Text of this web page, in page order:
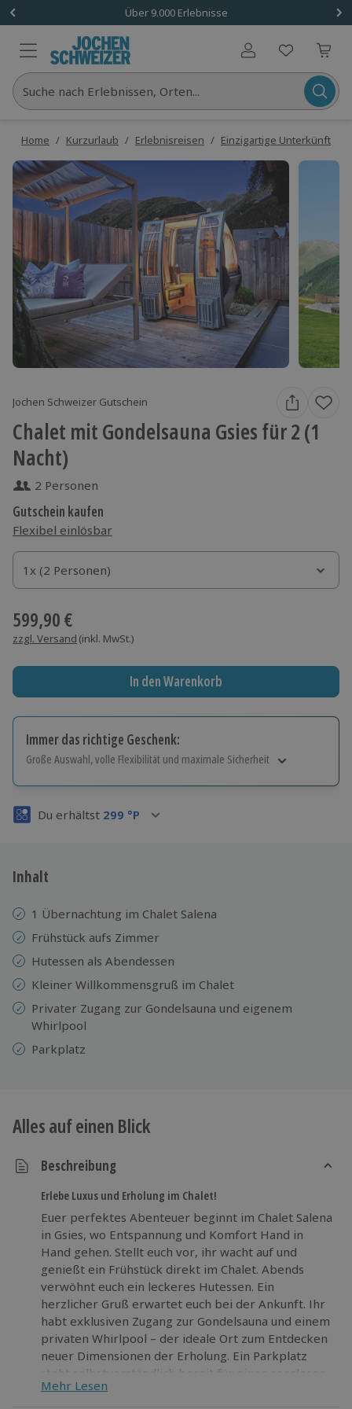
Über 9.000 Erlebnisse
Benutzerkonto
Suche nach Erlebnissen, Orten...
Home / Kurzurlaub / Erlebnisreisen / Einzigartige Unterkünfte
Jochen Schweizer Gutschein
Chalet mit Gondelsauna Gsies für 2 (1
Nacht)
2 Personen
Gutschein kaufen
Flexibel einlösbar
1x (2 Personen)
1x (2 Personen)
1x (2 Personen)
599,90 €
zzgl. Versand (inkl. MwSt.)
In den Warenkorb
Immer das richtige Geschenk:
Große Auswahl, volle Flexibilität und maximale Sicherheit
Volle Flexibilität
3 Jahre gültig & verlängerbar.
Du erhältst 299 °P
Inhalt
1 Übernachtung im Chalet Salena
Frühstück aufs Zimmer
Hutessen als Abendessen
Kleiner Willkommensgruß im Chalet
Privater Zugang zur Gondelsauna und eigenem
Whirlpool
Parkplatz
Alles auf einen Blick
Beschreibung
Erlebe Luxus und Erholung im Chalet!
Euer perfektes Abenteuer beginnt im Chalet Salena
in Gsies, wo Entspannung und Komfort Hand in
Hand gehen. Stellt euch vor, ihr wacht auf und
genießt ein Frühstück direkt im Chalet. Abends
verwöhnt euch ein leckeres Hutessen. Ein
herzlicher Gruß erwartet euch bei der Ankunft. Ihr
habt exklusiven Zugang zur Gondelsauna und einem
privaten Whirlpool – der ideale Ort zum Entdecken
neuer Dimensionen der Erholung. Ein Parkplatz
steht selbstverständlich bereit für einen sorglosen
Aufenthalt in dieser außergewöhnlichen
Mehr Lesen